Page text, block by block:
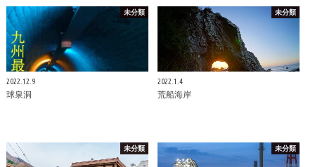
未分類
2022.12.9
球泉洞
未分類
2022.1.4
荒船海岸
未分類 未分類